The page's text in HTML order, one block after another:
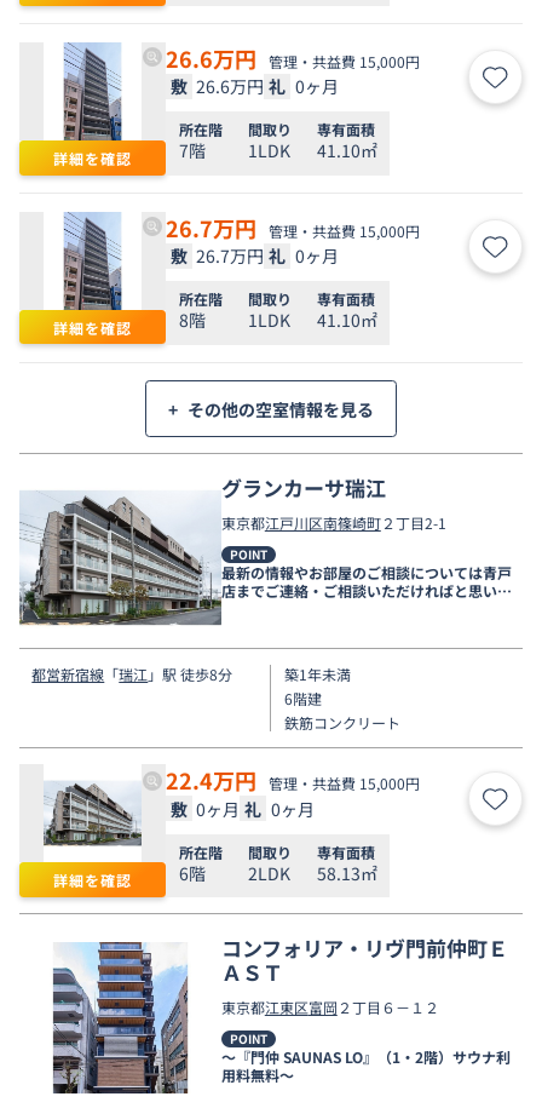
詳細を確認
26.6万円 管理・共益費 15,000円
敷 26.6万円 礼 0ヶ月 お気
所在階
7階
間取り
1LDK
専有面積
41.10㎡
詳細を確認
26.7万円 管理・共益費 15,000円
敷 26.7万円 礼 0ヶ月 お気
所在階
8階
間取り
1LDK
専有面積
41.10㎡
+ その他の空室情報を見る
グランカーサ瑞江
東京都江戸川区南篠崎町２丁目2-1
POINT
最新の情報やお部屋のご相談については青戸
店までご連絡・ご相談いただければと思いま
す。
都営新宿線 「瑞江 」駅 徒歩8分
築1年未満
6階建
鉄筋コンクリート
詳細を確認
22.4万円 管理・共益費 15,000円
敷 0ヶ月 礼 0ヶ月 お気
所在階
6階
間取り
2LDK
専有面積
58.13㎡
コンフォリア・リヴ門前仲町Ｅ
ＡＳＴ
東京都江東区富岡 ２丁目６－１２
POINT
～『門仲 SAUNAS LO』（1・2階）サウナ利
用料無料～